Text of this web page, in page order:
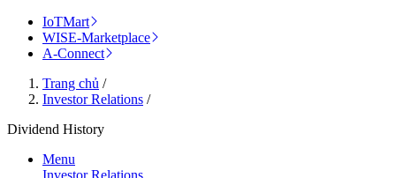
IoTMart
WISE-Marketplace
A-Connect
Trang chủ /
Investor Relations /
Dividend History
Menu
Investor Relations